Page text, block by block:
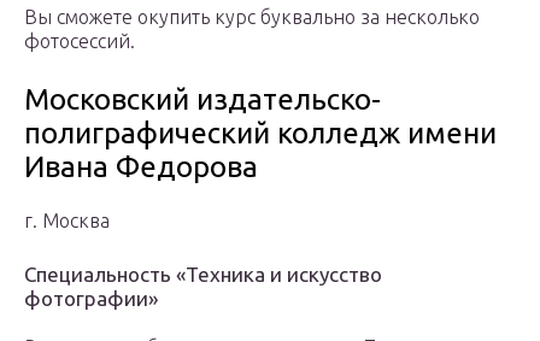
Вы сможете окупить курс буквально за несколько
фотосессий.
Московский издательско-
полиграфический колледж имени
Ивана Федорова
г. Москва
Специальность «Техника и искусство
фотографии»